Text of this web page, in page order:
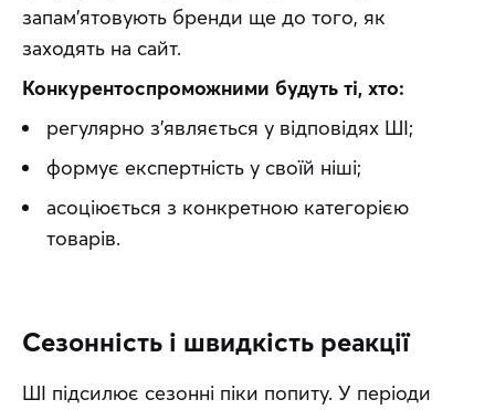
запам’ятовують бренди ще до того, як
заходять на сайт.
Конкурентоспроможними будуть ті, хто:
регулярно з’являється у відповідях ШІ;
формує експертність у своїй ніші;
асоціюється з конкретною категорією
товарів.
Сезонність і швидкість реакції
ШІ підсилює сезонні піки попиту. У періоди